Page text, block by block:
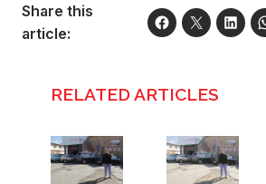
Share this
article:
RELATED ARTICLES